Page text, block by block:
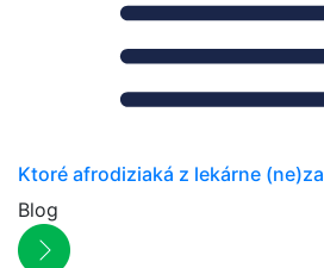
Ktoré afrodiziaká z lekárne
Blog